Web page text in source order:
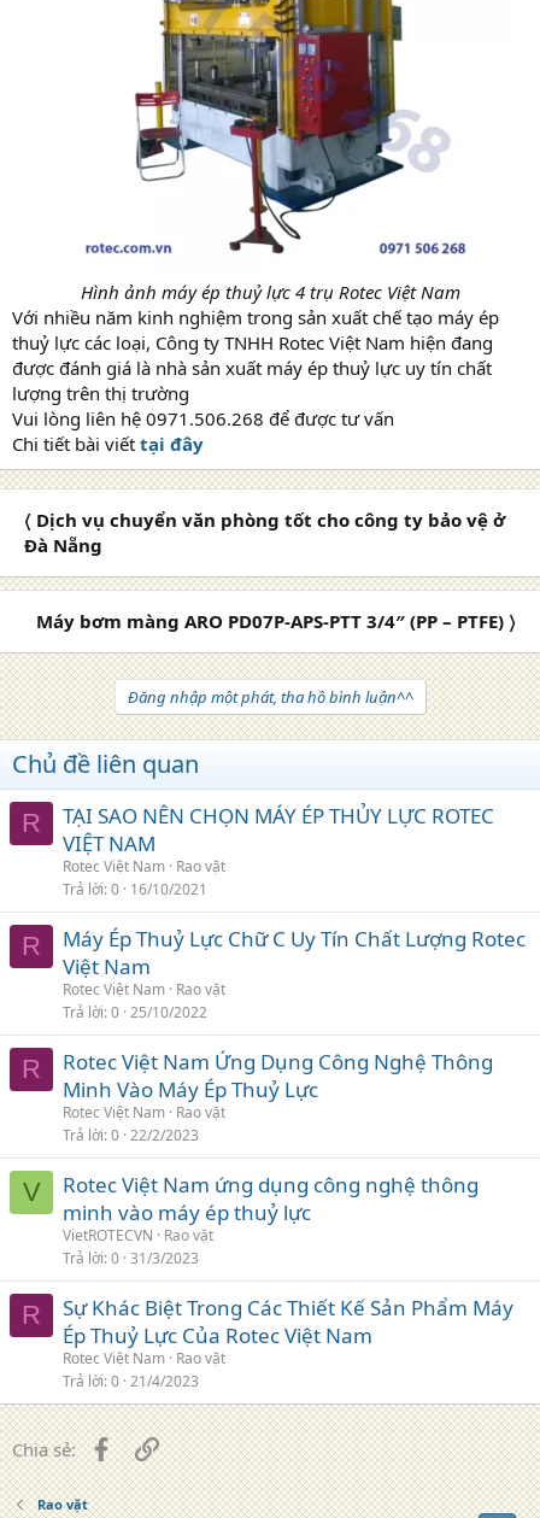
Hình ảnh máy ép thuỷ lực 4 trụ Rotec Việt Nam
Với nhiều năm kinh nghiệm trong sản xuất chế tạo máy ép
thuỷ lực các loại, Công ty TNHH Rotec Việt Nam hiện đang
được đánh giá là nhà sản xuất máy ép thuỷ lực uy tín chất
lượng trên thị trường
Vui lòng liên hệ 0971.506.268 để được tư vấn​
Chi tiết bài viết tại đây
〈 Dịch vụ chuyển văn phòng tốt cho công ty bảo vệ ở
Đà Nẵng
Máy bơm màng ARO PD07P-APS-PTT 3/4″ (PP – PTFE) 〉
Đăng nhập một phát, tha hồ bình luận^^
Chủ đề liên quan
R
TẠI SAO NÊN CHỌN MÁY ÉP THỦY LỰC ROTEC
VIỆT NAM
Rotec Việt Nam Rao vặt
Trả lời 0 16/10/2021
R
Máy Ép Thuỷ Lực Chữ C Uy Tín Chất Lượng Rotec
Việt Nam
Rotec Việt Nam Rao vặt
Trả lời 0 25/10/2022
R
Rotec Việt Nam Ứng Dụng Công Nghệ Thông
Minh Vào Máy Ép Thuỷ Lực
Rotec Việt Nam Rao vặt
Trả lời 0 22/2/2023
V
Rotec Việt Nam ứng dụng công nghệ thông
minh vào máy ép thuỷ lực
VietROTECVN
Rao vặt
Trả lời 0 31/3/2023
R
Sự Khác Biệt Trong Các Thiết Kế Sản Phẩm Máy
Ép Thuỷ Lực Của Rotec Việt Nam
Rotec Việt Nam Rao vặt
Trả lời 0 21/4/2023
Chia sẻ: FacebookLiên kết
Rao vặt